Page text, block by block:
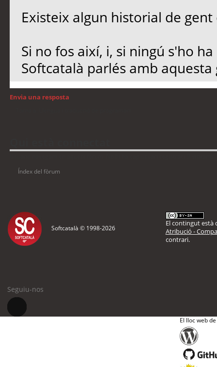
Existeix algun historial de
Si no fos així, i, si ningú s'ho
Softcatalà parlés amb aquesta
Envia una resposta
Índex del fòrum
Softcatalà © 1998-2026
El contingut està
Atribució -
contrari.
Seguiu-nos
El lloc web